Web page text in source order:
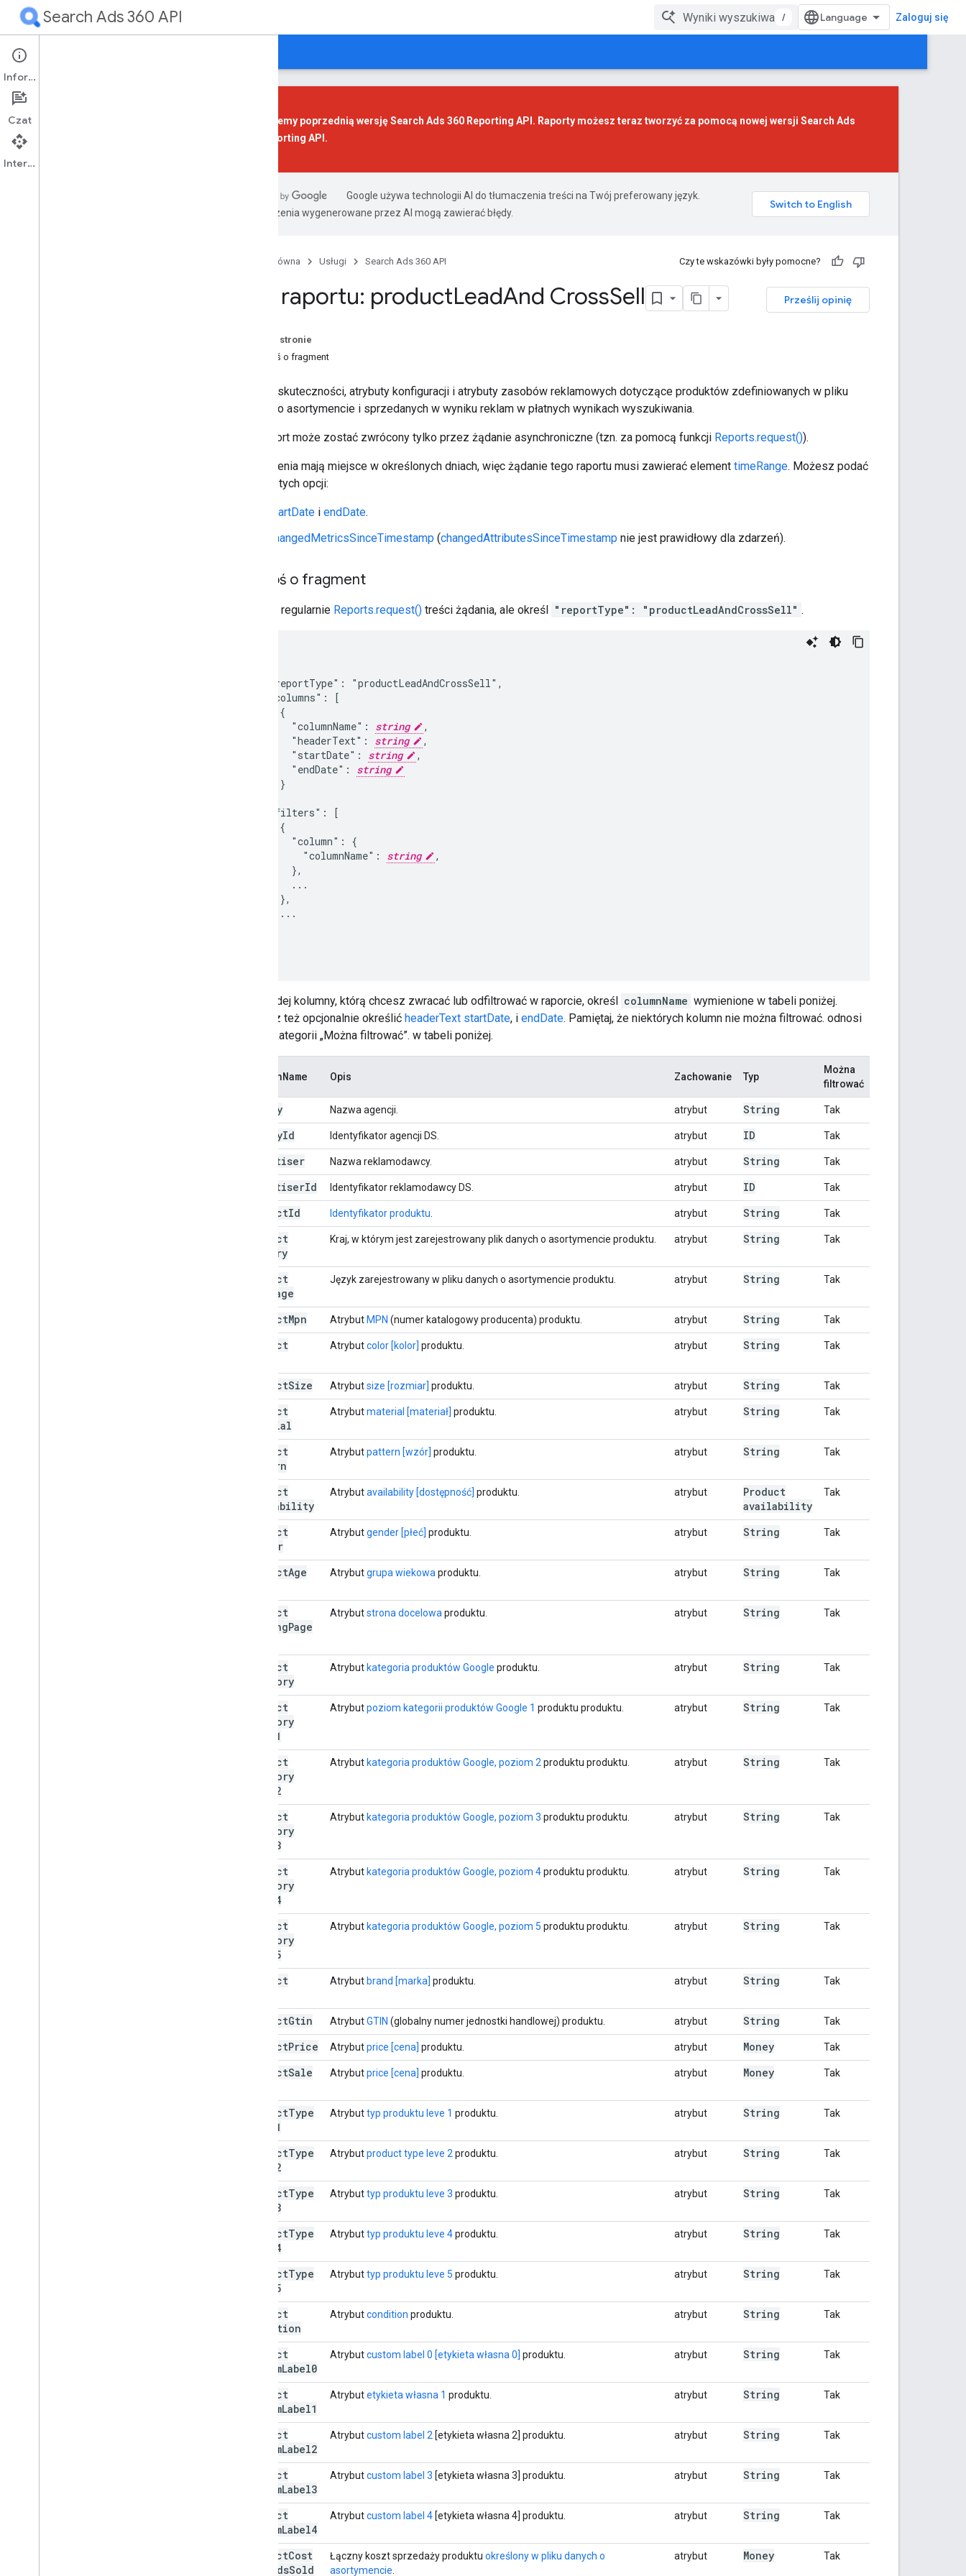
Search Ads 360 API / Zaloguj się
Przegląd
Rozpocznij
Wycofujemy poprzednią wersję Search Ads 360 Reporting API. Raporty możesz teraz tworzyć za pomocą nowej wersji Search Ads
360 Reporting API .
Google używa technologii AI do tłumaczenia treści na Twój preferowany język.
Tłumaczenia wygenerowane przez AI mogą zawierać błędy.
Strona główna Usługi Search Ads 360 API Czy te wskazówki były pomocne?
Prześlij opinię
Typ raportu: productLeadAnd CrossSell
Na tej stronie
Poproś o fragment
Dane o skuteczności, atrybuty konfiguracji i atrybuty zasobów reklamowych dotyczące produktów zdefiniowanych w pliku
danych o asortymencie i sprzedanych w wyniku reklam w płatnych wynikach wyszukiwania.
Ten raport może zostać zwrócony tylko przez żądanie asynchroniczne (tzn. za pomocą funkcji Reports.request()).
Wydarzenia mają miejsce w określonych dniach, więc żądanie tego raportu musi zawierać element timeRange. Możesz podać
jedną z tych opcji:
startDate i endDate.
changedMetricsSinceTimestamp (changedAttributesSinceTimestamp nie jest prawidłowy dla zdarzeń).
Poproś o fragment
Wysyłaj regularnie Reports.request() treści żądania, ale określ "reportType": "productLeadAndCrossSell" .
  "reportType": "productLeadAndCrossSell",
  "columns": [
    {
      "columnName":
string
,
      "headerText":
string
,
      "startDate":
string
,
      "endDate":
string
    }
  "filters": [
    {
      "column": {
        "columnName":
string
,
      },
      ...
    },
    ...
Dla każdej kolumny, którą chcesz zwracać lub odfiltrować w raporcie, określ columnName wymienione w tabeli poniżej.
Możesz też opcjonalnie określić headerText startDate, i endDate. Pamiętaj, że niektórych kolumn nie można filtrować. odnosi
się do kategorii „Można filtrować”. w tabeli poniżej.
columnName Opis Zachowanie Typ
Można
filtrować
agency Nazwa agencji. atrybut String Tak
agencyId Identyfikator agencji DS. atrybut ID Tak
advertiser Nazwa reklamodawcy. atrybut String Tak
advertiserId Identyfikator reklamodawcy DS. atrybut ID Tak
productId Identyfikator produktu atrybut String Tak
product
Country
Kraj, w którym jest zarejestrowanyplik danych o asortymencie produktu. atrybut String Tak
product
Language
Język zarejestrowanyw pliku danych o asortymencie produktu. atrybut String Tak
productMpn Atrybut MPN (numer katalogowy producenta) produktu. atrybut String Tak
product
Atrybutcolor [kolor] produktu. atrybut String Tak
productSize Atrybutsize [rozmiar] produktu. atrybut String Tak
product
Material
Atrybutmaterial [materiał] produktu. atrybut String Tak
product
Pattern
Atrybutpattern [wzór] produktu. atrybut String Tak
product
Availability
Atrybutavailability [dostępność] produktu. atrybut
Product
availability
Tak
product
Gender
Atrybutgender [płeć] produktu. atrybut String Tak
productAge
Atrybutgrupa wiekowa produktu. atrybut String Tak
product
LandingPage
Atrybutstrona docelowa produktu. atrybut String Tak
product
Category
Atrybut kategoria produktów Google produktu. atrybut String Tak
product
Category
Level1
Atrybutpoziom kategorii produktów Google 1 produktu produktu. atrybut String Tak
product
Category
Level2
Atrybut kategoria produktów Google, poziom 2 produktu produktu. atrybut String Tak
product
Category
Level3
Atrybut kategoria produktów Google, poziom 3 produktu produktu. atrybut String Tak
product
Category
Level4
Atrybut kategoria produktów Google, poziom 4produktu produktu. atrybut String Tak
product
Category
Level5
Atrybut kategoria produktów Google, poziom 5 produktu produktu. atrybut String Tak
product
Atrybut brand [marka] produktu. atrybut String Tak
productGtin AtrybutGTIN (globalny numer jednostki handlowej) produktu. atrybut String Tak
productPrice Atrybutprice [cena] produktu. atrybut Money Tak
productSale
Atrybutprice [cena] produktu. atrybut Money Tak
productType
Level1
Atrybuttyp produktu leve 1 produktu. atrybut String Tak
productType
Level2
Atrybutproduct type leve 2 produktu. atrybut String Tak
productType
Level3
Atrybuttyp produktu leve 3 produktu. atrybut String Tak
productType
Level4
Atrybuttyp produktu leve 4produktu. atrybut String Tak
productType
Level5
Atrybuttyp produktu leve 5 produktu. atrybut String Tak
product
Condition
Atrybutcondition produktu. atrybut String Tak
product
CustomLabel0
Atrybutcustom label 0 [etykieta własna 0] produktu. atrybut String Tak
product
CustomLabel1
Atrybutetykieta własna 1 produktu. atrybut String Tak
product
CustomLabel2
Atrybutcustom label 2 [etykieta własna 2] produktu. atrybut String Tak
product
CustomLabel3
Atrybutcustom label 3 [etykieta własna 3] produktu. atrybut String Tak
product
CustomLabel4
Atrybutcustom label 4 [etykieta własna 4] produktu. atrybut String Tak
productCost
GoodsSold
Łączny koszt sprzedaży produktu określony w pliku danych o
asortymencie
atrybut Money Tak
Informacje
Czat
Interfejs API